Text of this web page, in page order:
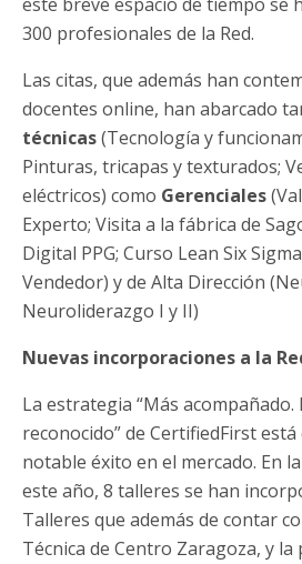
300 profesionales de la Red.
Las citas, que además han
docentes online, han abarcado
técnicas(Tecnología y
Pinturas, tricapas y texturados;
eléctricos) como Gerenciales
Experto; Visita a la fábrica de
Digital PPG; Curso Lean Six
Vendedor) y de Alta Dirección
Neuroliderazgo I y II)
Nuevas incorporaciones a la
La estrategia “Más
reconocido” de CertifiedFirst
notable éxito en el mercado. En
este año, 8 talleres se han
Talleres que además de contar
Técnica de Centro Zaragoza, y